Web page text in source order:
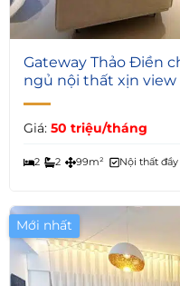
4
Gateway Thảo Điền
ngủ nội thất xịn view
Giá: 50 triệu/tháng
2 2 99m² Nội thất
Mới nhất